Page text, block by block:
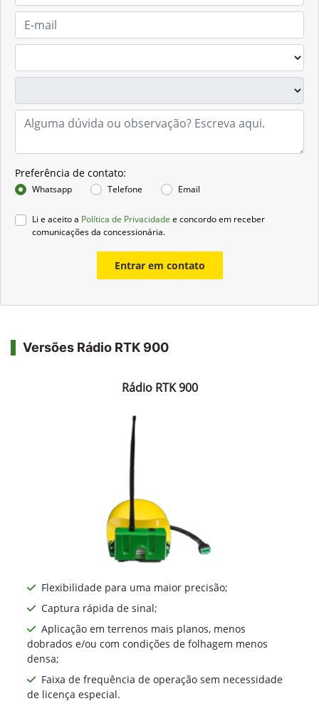
Preferência de contato:
Whatsapp Telefone Email
Li e aceito a Política de Privacidade e concordo em receber
comunicações da concessionária.
Entrar em contato
Versões Rádio RTK 900
Rádio RTK 900
Flexibilidade para uma maior precisão;
Captura rápida de sinal;
Aplicação em terrenos mais planos, menos
dobrados e/ou com condições de folhagem menos
densa;
Faixa de frequência de operação sem necessidade
de licença especial.